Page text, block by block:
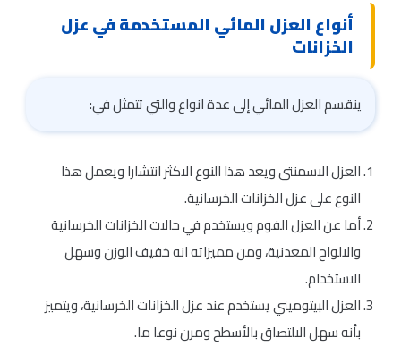
أنواع العزل المائي المستخدمة في عزل
الخزانات
ينقسم العزل المائي إلى عدة انواع والتي تتمثل في:
العزل الاسمنتى ويعد هذا النوع الاكثر انتشارا ويعمل هذا
النوع على عزل الخزانات الخرسانية.
أما عن العزل الفوم ويستخدم في حالات الخزانات الخرسانية
والالواح المعدنية، ومن مميزاته انه خفيف الوزن وسهل
الاستخدام.
العزل البيتوميني يستخدم عند عزل الخزانات الخرسانية، ويتميز
بأنه سهل الالتصاق بالأسطح ومرن نوعا ما.